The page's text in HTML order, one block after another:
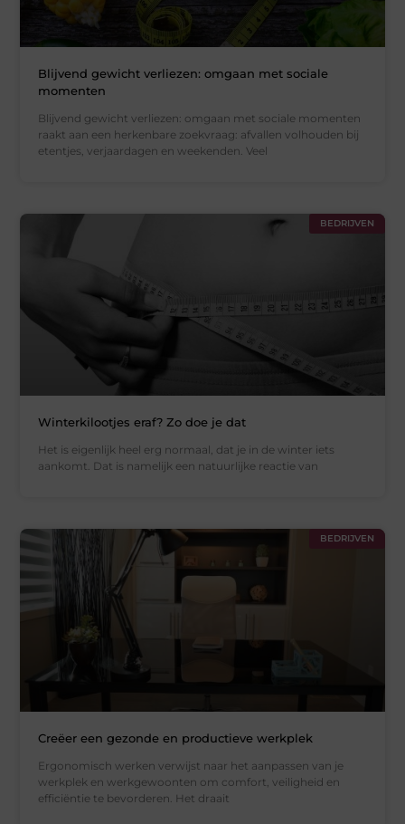
Blijvend gewicht verliezen: omgaan met sociale
momenten
Blijvend gewicht verliezen: omgaan met sociale momenten
raakt aan een herkenbare zoekvraag: afvallen volhouden bij
etentjes, verjaardagen en weekenden. Veel
BEDRIJVEN
Winterkilootjes eraf? Zo doe je dat
Het is eigenlijk heel erg normaal, dat je in de winter iets
aankomt. Dat is namelijk een natuurlijke reactie van
BEDRIJVEN
Creëer een gezonde en productieve werkplek
Ergonomisch werken verwijst naar het aanpassen van je
werkplek en werkgewoonten om comfort, veiligheid en
efficiëntie te bevorderen. Het draait